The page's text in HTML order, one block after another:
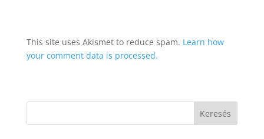
This site uses Akismet to reduce spam. Learn how
your comment data is processed.